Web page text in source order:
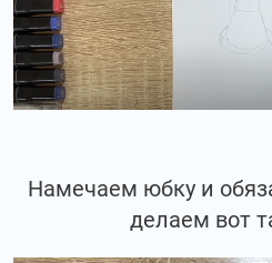
Намечаем юбку и
делаем вот